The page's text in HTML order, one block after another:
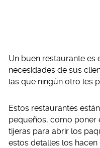
Un buen restaurante es
necesidades de sus
las que ningún otro les
Estos restaurantes
pequeños, como
tijeras para abrir los
estos detalles los